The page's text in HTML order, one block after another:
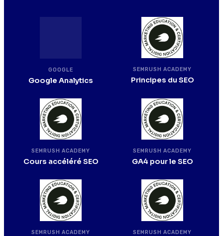
GOOGLE
Google Analytics
SEMRUSH ACADEMY
Principes du SEO
SEMRUSH ACADEMY
Cours accéléré SEO
SEMRUSH ACADEMY
GA4 pour le SEO
SEMRUSH ACADEMY SEMRUSH ACADEMY